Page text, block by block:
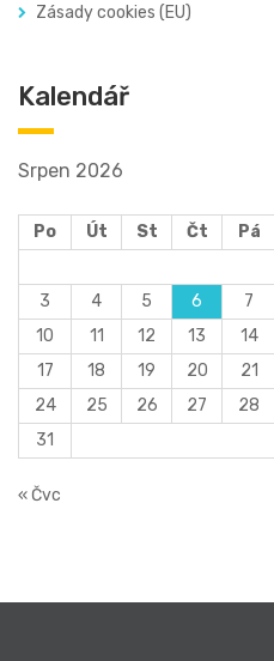
Zásady cookies (EU)
Kalendář
Srpen 2026
Po Út St Čt Pá
3
4 5 6 7
10
11 12 13 14
17
18 19 20 21
24
25 26 27 28
31
« Čvc